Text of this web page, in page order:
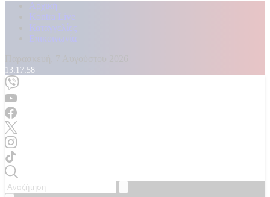
Αρχική
Kontra Live
Καταγγελίες
Επικοινωνία
13:18:01